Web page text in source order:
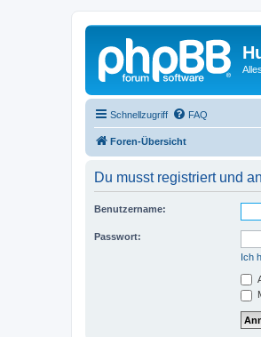
Schnellzugriff FAQ
Foren-Übersicht
Du musst registriert und
Benutzername:
Passwort:
Ich